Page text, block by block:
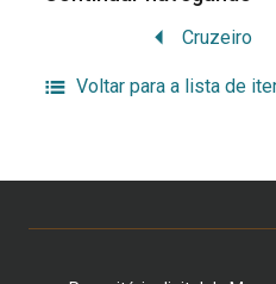
Cruzeiro
Voltar para a lista de